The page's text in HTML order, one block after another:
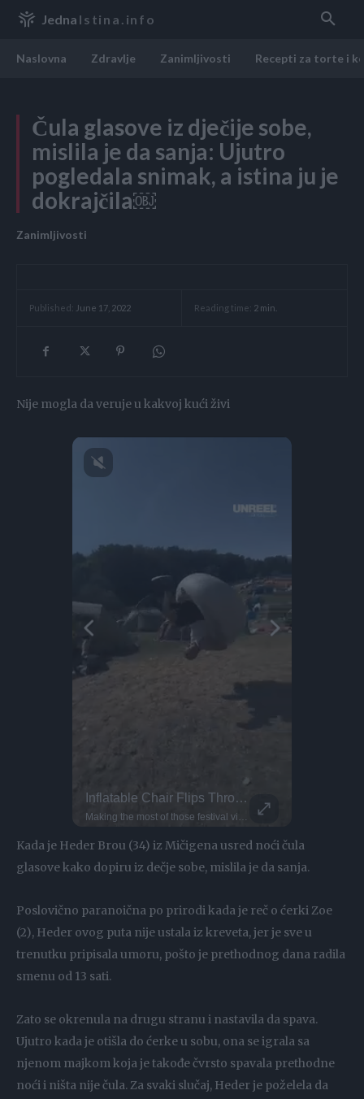
Jedna Istina.info
Naslovna Zdravlje Zanimljivosti Recepti za torte i
Čula glasove iz dječije sobe,
mislila je da sanja: Ujutro
pogledala snimak, a istina ju je
dokrajčila￼
Zanimljivosti
Published: June 17, 2022 Reading time: 2 min.
Nije mogla da veruje u kakvoj kući živi
Inflatable Chair Flips Through Festival
Making the most of those festival vibes! Parkour athlete Bradley never stops flipping... Literally! He bounces this inflatable chair all the way through the fields at BoomTown. Why run when you can do this?
Kada je Heder Brou (34) iz Mičigena usred noći čula
glasove kako dopiru iz dečje sobe, mislila je da sanja.
Poslovično paranoična po prirodi kada je reč o ćerki Zoe
(2), Heder ovog puta nije ustala iz kreveta, jer je sve u
trenutku pripisala umoru, pošto je prethodnog dana radila
smenu od 13 sati.
Zato se okrenula na drugu stranu i nastavila da spava.
Ujutro kada je otišla do ćerke u sobu, ona se igrala sa
njenom majkom koja je takođe čvrsto spavala prethodne
noći i ništa nije čula. Za svaki slučaj, Heder je poželela da